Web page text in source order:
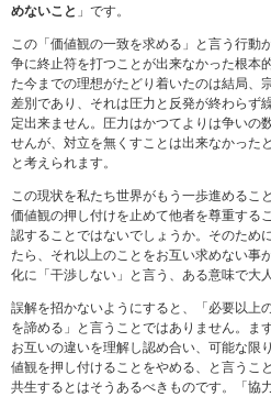
めないこと 」です。
この「価値観の一致を求める」と言う行動
争に終止符を打つことが出来なかった根本
た今までの理想がたどり着いたのは結局、
差別であり、それは圧力と反発が終わらず
定出来ません。圧力はかつてよりは争いの
せんが、対立を無くすことは出来なかった
と考えられます。
この現状を私たち世界がもう一歩進めるこ
価値観の押し付けを止めて他者を尊重する
認することではないでしょうか。そのため
たら、それ以上のことをお互い求めない事
化に「干渉しない」と言う、ある意味で大
誤解を招かないようにすると、「必要以上
を諦める」と言うことではありません。ま
お互いの違いを理解し認め合い、可能な限
値観を押し付けることをやめる、と言うこ
共生するとはそうあるべきものです。「協